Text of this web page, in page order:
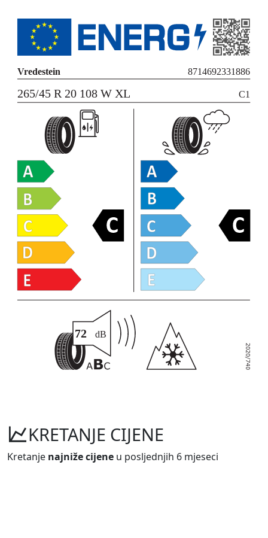
KRETANJE CIJENE
Kretanje najniže cijene u posljednjih 6 mjeseci